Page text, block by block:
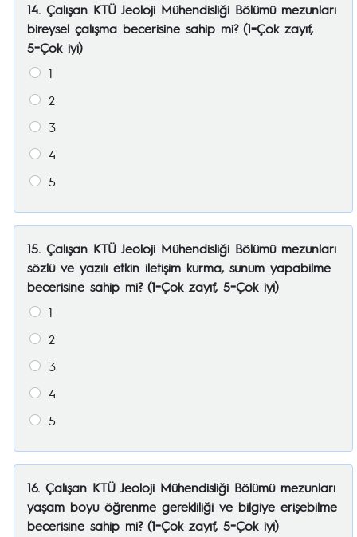
14. Çalışan KTÜ Jeoloji Mühendisliği Bölümü mezunları
bireysel çalışma becerisine sahip mi? (1=Çok zayıf,
5=Çok iyi)
1
2
3
4
5
15. Çalışan KTÜ Jeoloji Mühendisliği Bölümü mezunları
sözlü ve yazılı etkin iletişim kurma, sunum yapabilme
becerisine sahip mi? (1=Çok zayıf, 5=Çok iyi)
1
2
3
4
5
16. Çalışan KTÜ Jeoloji Mühendisliği Bölümü mezunları
yaşam boyu öğrenme gerekliliği ve bilgiye erişebilme
becerisine sahip mi? (1=Çok zayıf, 5=Çok iyi)